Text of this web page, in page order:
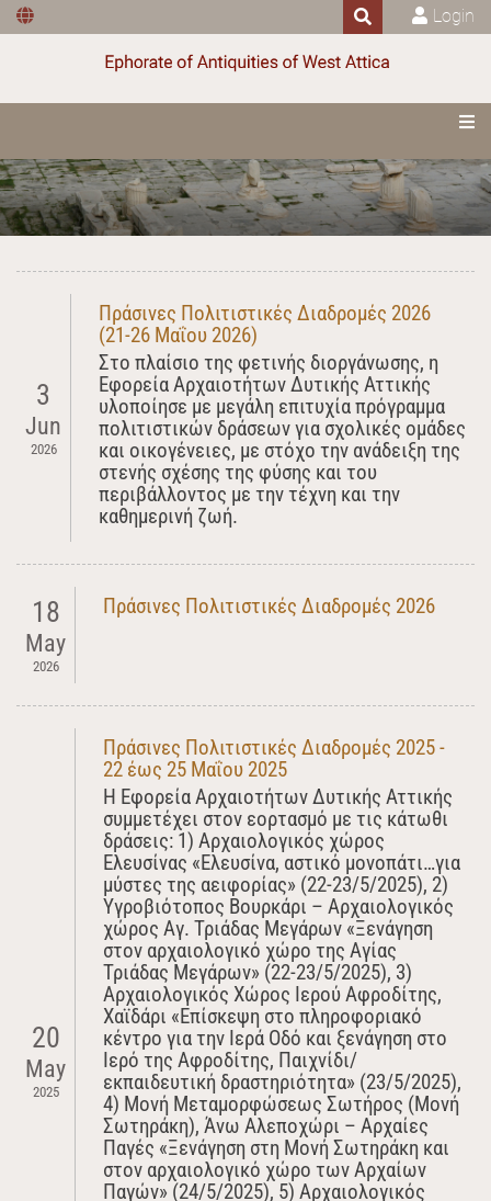
Login
3
Jun
2026
Πράσινες Πολιτιστικές Διαδρομές 2026
(21-26 Μαΐου 2026)
Στο πλαίσιο της φετινής διοργάνωσης, η
Εφορεία Αρχαιοτήτων Δυτικής Αττικής
υλοποίησε με μεγάλη επιτυχία πρόγραμμα
πολιτιστικών δράσεων για σχολικές ομάδες
και οικογένειες, με στόχο την ανάδειξη της
στενής σχέσης της φύσης και του
περιβάλλοντος με την τέχνη και την
καθημερινή ζωή.
18
May
2026
Πράσινες Πολιτιστικές Διαδρομές 2026
20
May
2025
Πράσινες Πολιτιστικές Διαδρομές 2025 -
22 έως 25 Μαΐου 2025
Η Εφορεία Αρχαιοτήτων Δυτικής Αττικής
συμμετέχει στον εορτασμό με τις κάτωθι
δράσεις: 1) Αρχαιολογικός χώρος
Ελευσίνας «Ελευσίνα, αστικό μονοπάτι…για
μύστες της αειφορίας» (22-23/5/2025), 2)
Υγροβιότοπος Βουρκάρι – Αρχαιολογικός
χώρος Αγ. Τριάδας Μεγάρων «Ξενάγηση
στον αρχαιολογικό χώρο της Αγίας
Τριάδας Μεγάρων» (22-23/5/2025), 3)
Αρχαιολογικός Χώρος Ιερού Αφροδίτης,
Χαϊδάρι «Επίσκεψη στο πληροφοριακό
κέντρο για την Ιερά Οδό και ξενάγηση στο
Ιερό της Αφροδίτης, Παιχνίδι/
εκπαιδευτική δραστηριότητα» (23/5/2025),
4) Μονή Μεταμορφώσεως Σωτήρος (Μονή
Σωτηράκη), Άνω Αλεποχώρι – Αρχαίες
Παγές «Ξενάγηση στη Μονή Σωτηράκη και
στον αρχαιολογικό χώρο των Αρχαίων
Παγών» (24/5/2025), 5) Αρχαιολογικός